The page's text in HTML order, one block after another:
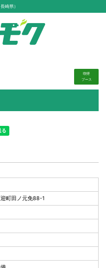
崎県）
喫煙
ブース
町田ノ元免88-1